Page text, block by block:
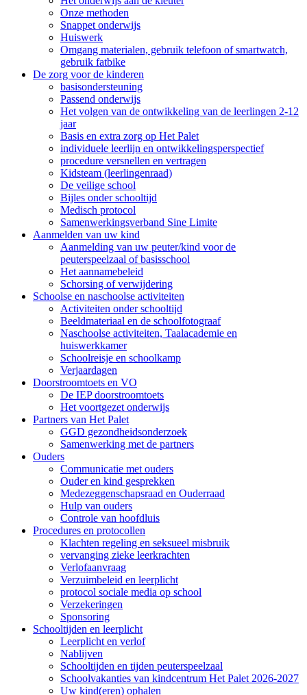
Onze methoden
Snappet onderwijs
Huiswerk
Omgang materialen, gebruik telefoon of smartwatch,
gebruik fatbike
De zorg voor de kinderen
basisondersteuning
Passend onderwijs
Het volgen van de ontwikkeling van de leerlingen 2-12
jaar
Basis en extra zorg op Het Palet
individuele leerlijn en ontwikkelingsperspectief
procedure versnellen en vertragen
Kidsteam (leerlingenraad)
De veilige school
Bijles onder schooltijd
Medisch protocol
Samenwerkingsverband Sine Limite
Aanmelden van uw kind
Aanmelding van uw peuter/kind voor de
peuterspeelzaal of basisschool
Het aannamebeleid
Schorsing of verwijdering
Schoolse en naschoolse activiteiten
Activiteiten onder schooltijd
Beeldmateriaal en de schoolfotograaf
Naschoolse activiteiten, Taalacademie en
huiswerkkamer
Schoolreisje en schoolkamp
Verjaardagen
Doorstroomtoets en VO
De IEP doorstroomtoets
Het voortgezet onderwijs
Partners van Het Palet
GGD gezondheidsonderzoek
Samenwerking met de partners
Ouders
Communicatie met ouders
Ouder en kind gesprekken
Medezeggenschapsraad en Ouderraad
Hulp van ouders
Controle van hoofdluis
Procedures en protocollen
Klachten regeling en seksueel misbruik
vervanging zieke leerkrachten
Verlofaanvraag
Verzuimbeleid en leerplicht
protocol sociale media op school
Verzekeringen
Sponsoring
Schooltijden en leerplicht
Leerplicht en verlof
Nablijven
Schooltijden en tijden peuterspeelzaal
Schoolvakanties van kindcentrum Het Palet 2026-2027
Uw kind(eren) ophalen